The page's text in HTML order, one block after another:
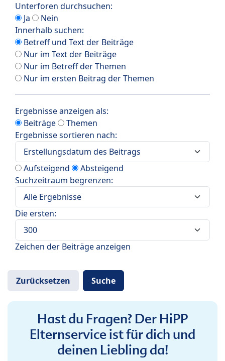
Unterforen durchsuchen:
Ja
Nein
Innerhalb suchen:
Betreff und Text der Beiträge
Nur im Text der Beiträge
Nur im Betreff der Themen
Nur im ersten Beitrag der Themen
Ergebnisse anzeigen als:
Beiträge
Themen
Ergebnisse sortieren nach:
Aufsteigend
Absteigend
Suchzeitraum begrenzen:
Die ersten:
Zeichen der Beiträge anzeigen
Hast du Fragen? Der HiPP
Elternservice ist für dich und
deinen Liebling da!